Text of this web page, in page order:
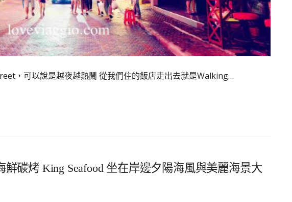
，可以說是越夜越熱鬧 從我們住的飯店走出去就是Walking…
鮮碳烤 King Seafood 坐在岸邊夕陽海風與美麗海景大